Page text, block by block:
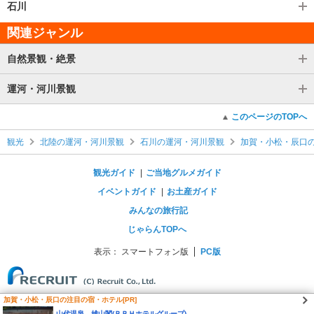
石川
関連ジャンル
自然景観・絶景
運河・河川景観
このページのTOPへ
観光 北陸の運河・河川景観 石川の運河・河川景観 加賀・小松・辰口
観光ガイド
ご当地グルメガイド
イベントガイド
お土産ガイド
みんなの旅行記
じゃらんTOPへ
表示： スマートフォン版 PC版
加賀・小松・辰口の注目の宿・ホテル[PR]